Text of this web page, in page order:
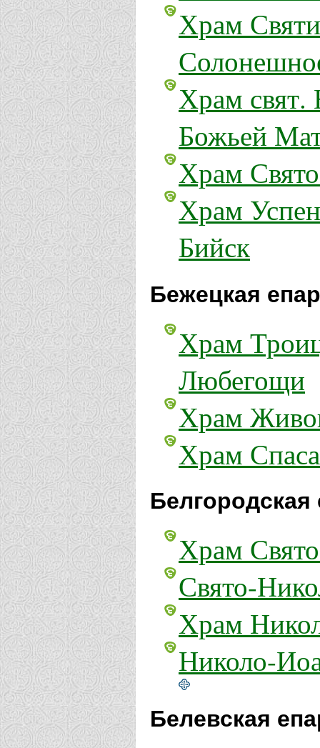
Храм
Храм свят.
Божьей
Храм
Храм
Бийск
Бежецкая
Храм
Любегощи
Храм
Храм
Белгородская
Храм
Свято-
Храм
Николо-
Белевская